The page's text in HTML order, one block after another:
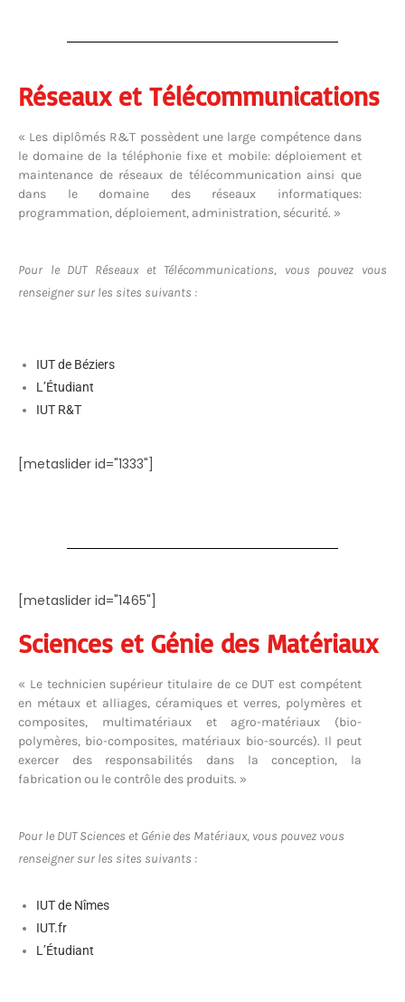
Réseaux et Télécommunications
« Les diplômés R&T possèdent une large compétence dans
le domaine de la téléphonie fixe et mobile: déploiement et
maintenance de réseaux de télécommunication ainsi que
dans le domaine des réseaux informatiques:
programmation, déploiement, administration, sécurité. »
Pour le DUT Réseaux et Télécommunications, vous pouvez vous
renseigner sur les sites suivants :
IUT de Béziers
L’Étudiant
IUT R&T
[metaslider id="1333"]
[metaslider id="1465"]
Sciences et Génie des Matériaux
« Le technicien supérieur titulaire de ce DUT est compétent
en métaux et alliages, céramiques et verres, polymères et
composites, multimatériaux et agro-matériaux (bio-
polymères, bio-composites, matériaux bio-sourcés). Il peut
exercer des responsabilités dans la conception, la
fabrication ou le contrôle des produits. »
Pour le DUT Sciences et Génie des Matériaux, vous pouvez vous
renseigner sur les sites suivants :
IUT de Nîmes
IUT.fr
L’Étudiant